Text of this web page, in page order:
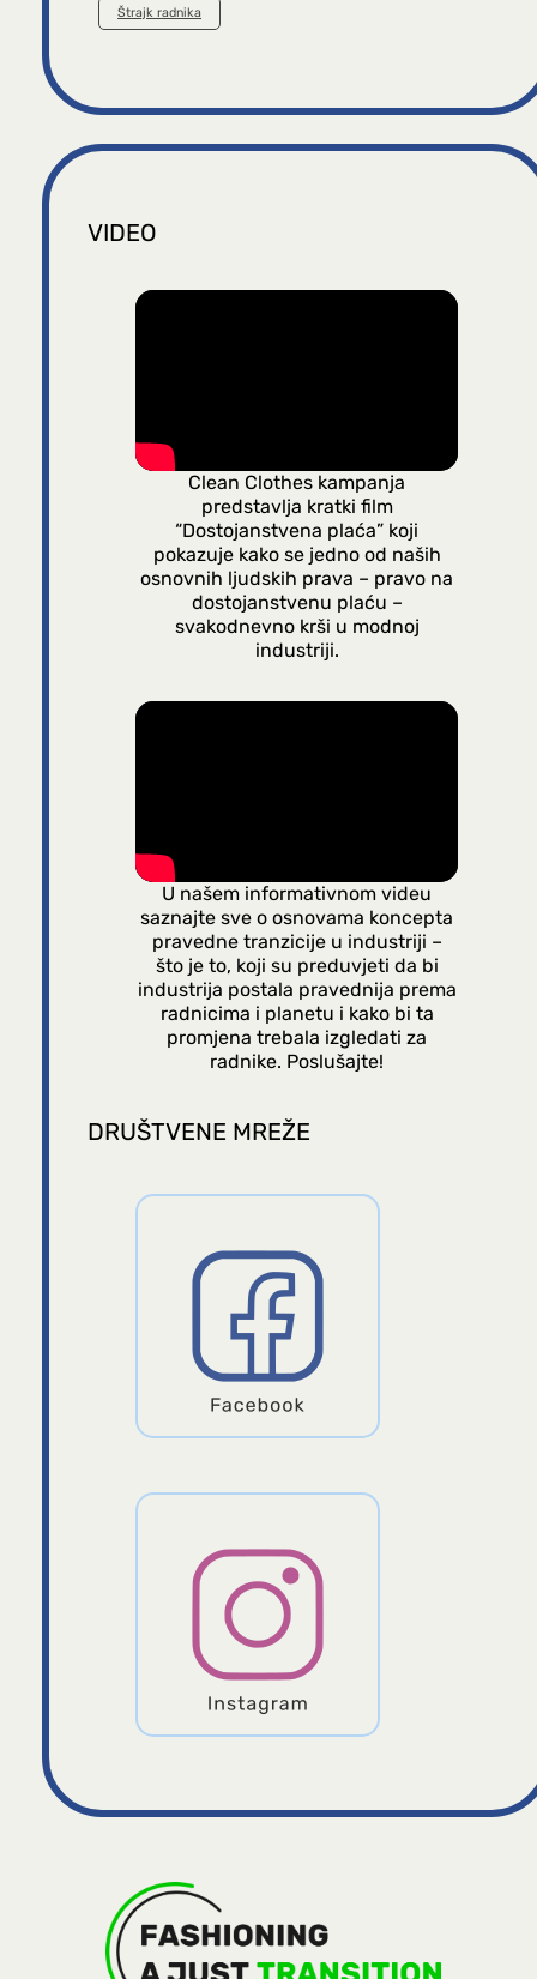
Štrajk radnika
VIDEO
Clean Clothes kampanja
predstavlja kratki film
“Dostojanstvena plaća” koji
pokazuje kako se jedno od naših
osnovnih ljudskih prava – pravo na
dostojanstvenu plaću –
svakodnevno krši u modnoj
industriji.
U našem informativnom videu
saznajte sve o osnovama koncepta
pravedne tranzicije u industriji –
što je to, koji su preduvjeti da bi
industrija postala pravednija prema
radnicima i planetu i kako bi ta
promjena trebala izgledati za
radnike. Poslušajte!
DRUŠTVENE MREŽE